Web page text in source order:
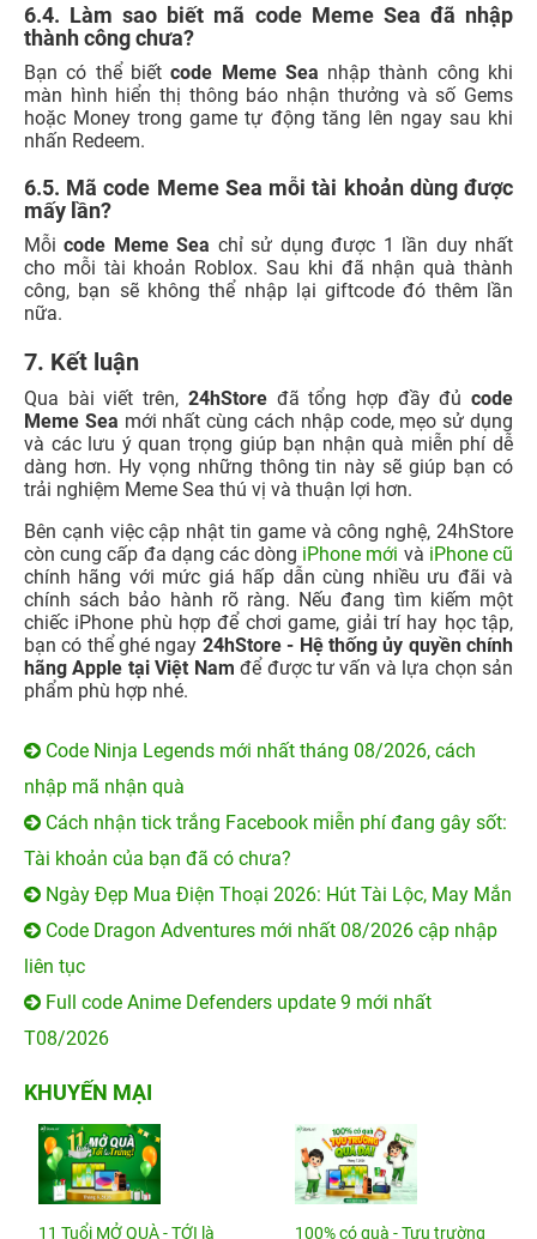
6.4. Làm sao biết mã code Meme Sea đã nhập
thành công chưa?
Bạn có thể biếtcode Meme Sea nhập thành công khi
màn hình hiển thị thông báo nhận thưởng và số Gems
hoặc Money trong game tự động tăng lên ngay sau khi
nhấn Redeem.
6.5. Mã code Meme Sea mỗi tài khoản dùng được
mấy lần?
Mỗicode Meme Sea chỉ sử dụng được 1 lần duy nhất
cho mỗi tài khoản Roblox. Sau khi đã nhận quà thành
công, bạn sẽ không thể nhập lại giftcode đó thêm lần
nữa.
7. Kết luận
Qua bài viết trên, 24hStoređã tổng hợp đầy đủcode
Meme Sea mới nhất cùng cách nhập code, mẹo sử dụng
và các lưu ý quan trọng giúp bạn nhận quà miễn phí dễ
dàng hơn. Hy vọng những thông tin này sẽ giúp bạn có
trải nghiệm Meme Sea thú vị và thuận lợi hơn.
Bên cạnh việc cập nhật tin game và công nghệ, 24hStore
còn cung cấp đa dạng các dòng iPhone mới và iPhone cũ
chính hãng với mức giá hấp dẫn cùng nhiều ưu đãi và
chính sách bảo hành rõ ràng. Nếu đang tìm kiếm một
chiếc iPhone phù hợp để chơi game, giải trí hay học tập,
bạn có thể ghé ngay 24hStore - Hệ thống ủy quyền chính
hãng Apple tại Việt Nam để được tư vấn và lựa chọn sản
phẩm phù hợp nhé.
Code Ninja Legends mới nhất tháng 08/2026, cách
nhập mã nhận quà
Cách nhận tick trắng Facebook miễn phí đang gây sốt:
Tài khoản của bạn đã có chưa?
Ngày Đẹp Mua Điện Thoại 2026: Hút Tài Lộc, May Mắn
Code Dragon Adventures mới nhất 08/2026 cập nhập
liên tục
Full code Anime Defenders update 9 mới nhất
T08/2026
KHUYẾN MẠI
11 Tuổi MỞ QUÀ - TỚI là
100% có quà - Tựu trường